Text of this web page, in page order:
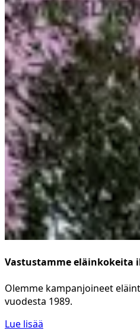
Vastustamme eläinkokeita
Olemme kampanjoineet
vuodesta 1989.
Lue lisää